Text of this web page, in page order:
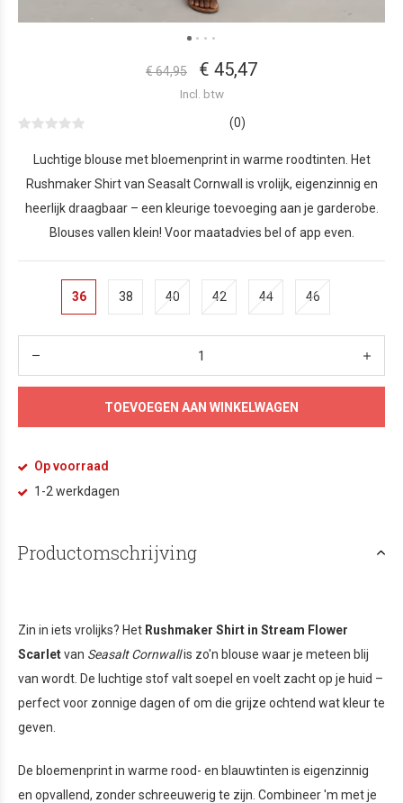
€ 64,95 € 45,47
Incl. btw
(0)
Luchtige blouse met bloemenprint in warme roodtinten. Het
Rushmaker Shirt van Seasalt Cornwall is vrolijk, eigenzinnig en
heerlijk draagbaar – een kleurige toevoeging aan je garderobe.
Blouses vallen klein! Voor maatadvies bel of app even.
36 38 40 42 44 46
TOEVOEGEN AAN WINKELWAGEN
Op voorraad
1-2 werkdagen
Productomschrijving
Zin in iets vrolijks? Het Rushmaker Shirt in Stream Flower
Scarletvan Seasalt Cornwallis zo'n blouse waar je meteen blij
van wordt. De luchtige stof valt soepel en voelt zacht op je huid –
perfect voor zonnige dagen of om die grijze ochtend wat kleur te
geven.
De bloemenprint in warme rood- en blauwtinten is eigenzinnig
en opvallend, zonder schreeuwerig te zijn. Combineer 'm met je